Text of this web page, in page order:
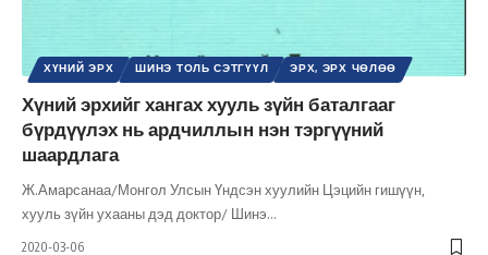
ХҮНИЙ ЭРХ ШИНЭ ТОЛЬ СЭТГҮҮЛ ЭРХ, ЭРХ ЧӨЛӨӨ
Хүний эрхийг хангах хууль зүйн баталгааг
бүрдүүлэх нь ардчиллын нэн тэргүүний
шаардлага
Ж.Амарсанаа/Монгол Улсын Үндсэн хуулийн Цэцийн гишүүн,
хууль зүйн ухааны дэд доктор/ Шинэ…
2020-03-06